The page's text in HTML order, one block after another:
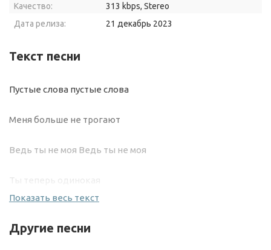
Качество:
313 kbps, Stereo
Дата релиза:
21 декабрь 2023
Текст песни
Пустые слова пустые слова
Меня больше не трогают
Ведь ты не моя Ведь ты не моя
Ты теперь одинокая
Я пишу о любви она греет теплом
Показать весь текст
Другие песни